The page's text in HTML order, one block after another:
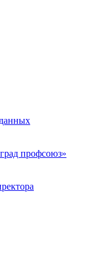
профсоюз»